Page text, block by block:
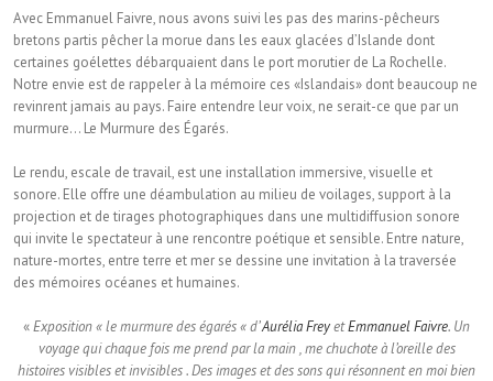
Avec Emmanuel Faivre, nous avons suivi les pas des marins-pêcheurs
bretons partis pêcher la morue dans les eaux glacées d’Islande dont
certaines goélettes débarquaient dans le port morutier de La Rochelle.
Notre envie est de rappeler à la mémoire ces «Islandais» dont beaucoup ne
revinrent jamais au pays. Faire entendre leur voix, ne serait-ce que par un
murmure… Le Murmure des Égarés.
Le rendu, escale de travail, est une installation immersive, visuelle et
sonore. Elle offre une déambulation au milieu de voilages, support à la
projection et de tirages photographiques dans une multidiffusion sonore
qui invite le spectateur à une rencontre poétique et sensible. Entre nature,
nature-mortes, entre terre et mer se dessine une invitation à la traversée
des mémoires océanes et humaines.
«Exposition « le murmure des égarés « d’Aurélia FreyetEmmanuel Faivre. Un
voyage qui chaque fois me prend par la main , me chuchote à l’oreille des
histoires visibles et invisibles . Des images et des sons qui résonnent en moi bien